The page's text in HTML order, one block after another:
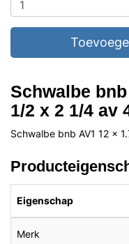
Schwalbe
1/2 x 2 1/4 av
Schwalbe bnb AV1 12 x
Eigenschap
Merk